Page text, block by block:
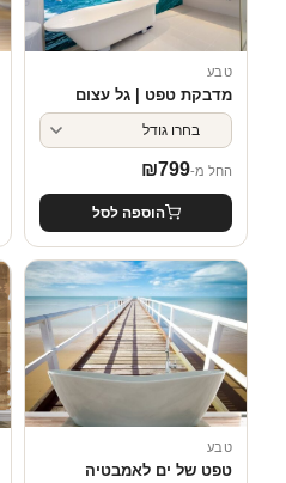
טבע
מדבקת טפט | גל עצום
החל מ- ₪799
הוספה לסל
טבע
טפט של ים לאמבטיה